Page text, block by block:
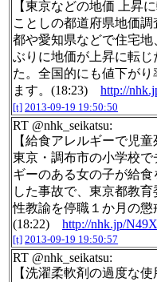
【東京などの地価 上昇に
ことしの都道府県地価
都や愛知県などで住宅
ぶりに地価が上昇に転じ
た。全国的にも値下が
ます。(18:23) http://
[t] 2013-09-19 19:50:50
RT @nhk_seikatsu:
【給食アレルギーで児童
東京・調布市の小学校
ギーのある女の子が給
した事故で、東京都教
性教諭を停職１か月の懲
(18:22) http://nhk.jp/
[t] 2013-09-19 19:50:57
RT @nhk_seikatsu:
【洗濯柔軟剤の過度な使